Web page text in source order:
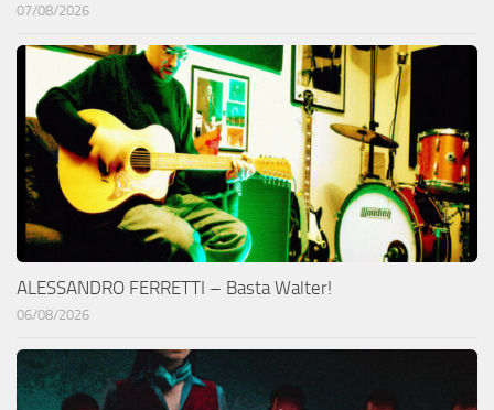
07/08/2026
ALESSANDRO FERRETTI – Basta Walter!
06/08/2026